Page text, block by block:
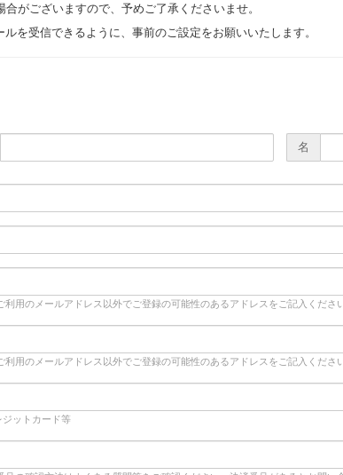
がございますので、予めご了承くださいませ。
ルを受信できるように、事前のご設定をお願いいたします。
名
用のメールアドレス以外でご登録の可能性のあるアドレスをご記入くださ
用のメールアドレス以外でご登録の可能性のあるアドレスをご記入くださ
ジットカード等